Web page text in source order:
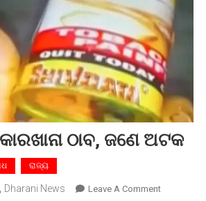
ଠାବ, ଜଣେ ଅଟକ
ରାଜ୍ୟ
Dharani News Leave A CommentOn